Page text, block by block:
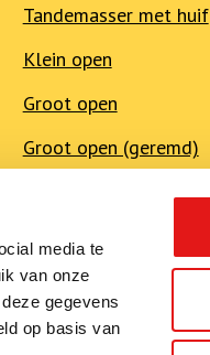
media te
van onze
gegevens
op basis van
Tandemasser met huif
Klein open
Groot open
Groot open (geremd)
Loof aanhangwagen
Multitransporter